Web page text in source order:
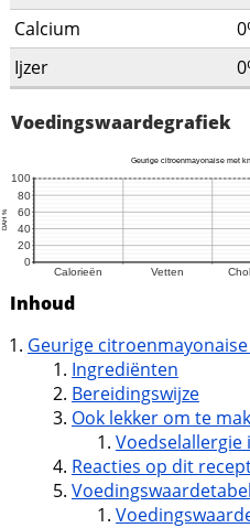
Calcium
Ijzer
Voedingswaardegrafiek
Inhoud
Geurige
Ingrediënten
Bereidingswijze
Ook lekker om te
Reacties op dit
Voedingswaardetabel